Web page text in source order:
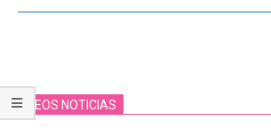
VIDEOS NOTICIAS